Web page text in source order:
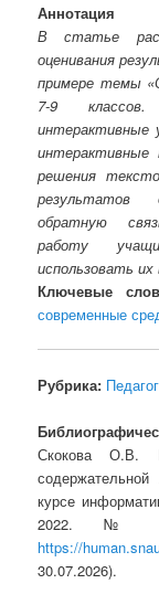
Аннотация
В статье
оценивания
примере темы
7-9
интерактивные
интерактивные
решения
результатов
обратную
работу
использовать
Ключевые
современные
Рубрика:
Скокова О.В.
курсе
2022. № 2
https://
30.07.2026).